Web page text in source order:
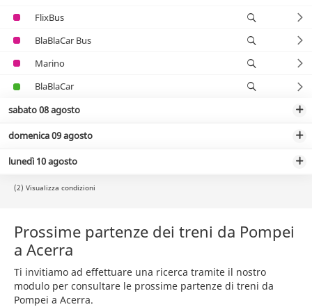
FlixBus
BlaBlaCar Bus
Marino
BlaBlaCar
sabato 08 agosto
domenica 09 agosto
lunedì 10 agosto
(2) Visualizza condizioni
Prossime partenze dei treni da Pompei
a Acerra
Ti invitiamo ad effettuare una ricerca tramite il nostro
modulo per consultare le prossime partenze di treni da
Pompei a Acerra.